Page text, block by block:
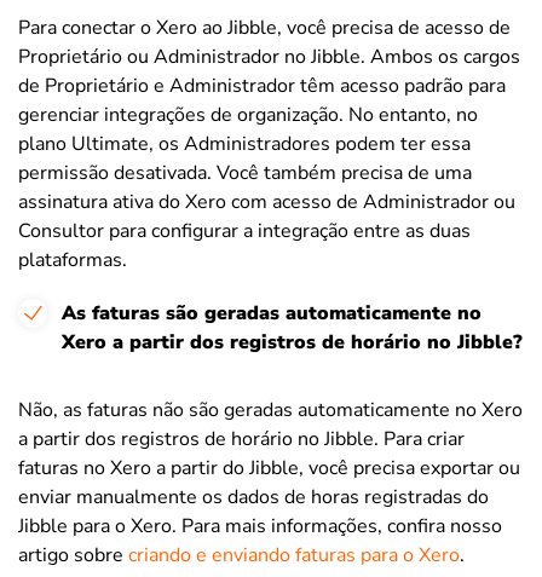
Para conectar o Xero ao Jibble, você precisa de acesso de
Proprietário ou Administrador no Jibble. Ambos os cargos
de Proprietário e Administrador têm acesso padrão para
gerenciar integrações de organização. No entanto, no
plano Ultimate, os Administradores podem ter essa
permissão desativada. Você também precisa de uma
assinatura ativa do Xero com acesso de Administrador ou
Consultor para configurar a integração entre as duas
plataformas.
As faturas são geradas automaticamente no
Xero a partir dos registros de horário no Jibble?
Não, as faturas não são geradas automaticamente no Xero
a partir dos registros de horário no Jibble. Para criar
faturas no Xero a partir do Jibble, você precisa exportar ou
enviar manualmente os dados de horas registradas do
Jibble para o Xero. Para mais informações, confira nosso
artigo sobre criando e enviando faturas para o Xero.